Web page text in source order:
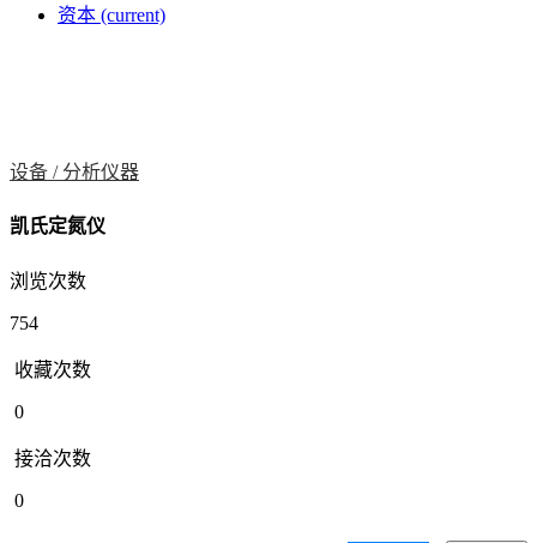
资本 (current)
设备 / 分析仪器
凯氏定氮仪
浏览次数
754
收藏次数
0
接洽次数
0